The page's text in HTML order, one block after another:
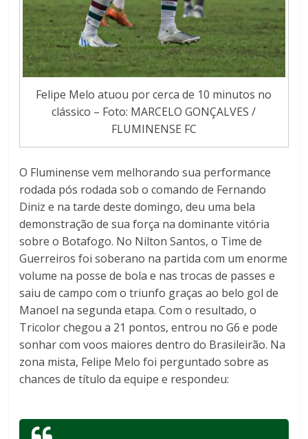
Felipe Melo atuou por cerca de 10 minutos no
clássico – Foto: MARCELO GONÇALVES /
FLUMINENSE FC
O Fluminense vem melhorando sua performance
rodada pós rodada sob o comando de Fernando
Diniz e na tarde deste domingo, deu uma bela
demonstração de sua força na dominante vitória
sobre o Botafogo. No Nilton Santos, o Time de
Guerreiros foi soberano na partida com um enorme
volume na posse de bola e nas trocas de passes e
saiu de campo com o triunfo graças ao belo gol de
Manoel na segunda etapa. Com o resultado, o
Tricolor chegou a 21 pontos, entrou no G6 e pode
sonhar com voos maiores dentro do Brasileirão. Na
zona mista, Felipe Melo foi perguntado sobre as
chances de título da equipe e respondeu: